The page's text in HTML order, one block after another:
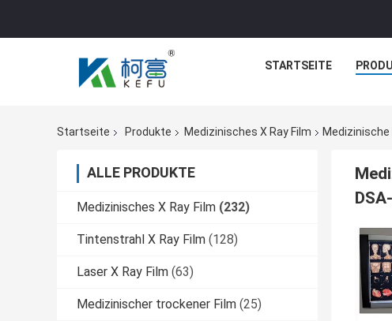
STARTSEITE
Startseite Produkte Medizinisches X Ray Film
ALLE PRODUKTE
Medizinisches X Ray Film (232)
Tintenstrahl X Ray Film (128)
Laser X Ray Film (63)
Medizinischer trockener Film (25)